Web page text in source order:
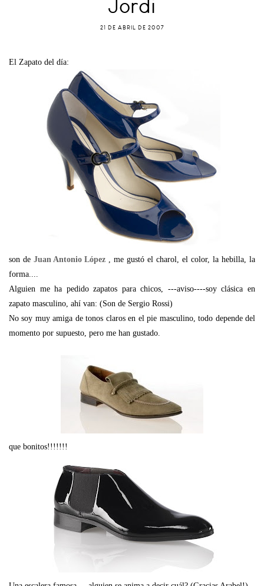
Jordi
21 DE ABRIL DE 2007
El Zapato del día:
son de Juan Antonio López , me gustó el charol, el color, la hebilla, la
forma....
Alguien me ha pedido zapatos para chicos, ---aviso----soy clásica en
zapato masculino, ahí van: (Son de Sergio Rossi)
No soy muy amiga de tonos claros en el pie masculino, todo depende del
momento por supuesto, pero me han gustado.
que bonitos!!!!!!!